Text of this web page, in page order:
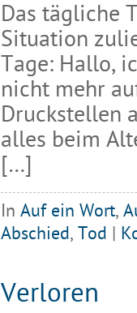
Das tägliche
Situation
Tage: Hallo,
nicht mehr
Druckstellen
alles beim
[…]
In Auf ein Wort,
Abschied, Tod |
Verloren